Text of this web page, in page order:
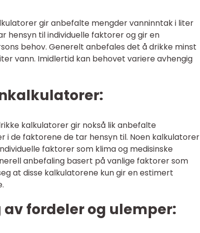
gir anbefalte mengder vanninntak i liter
hensyn til individuelle faktorer og gir en
behov. Generelt anbefales det å drikke minst
vann. Imidlertid kan behovet variere avhengig
kalkulatorer gir nokså lik anbefalte
de faktorene de tar hensyn til. Noen kalkulatorer
faktorer som klima og medisinske
anbefaling basert på vanlige faktorer som
at disse kalkulatorene kun gir en estimert
fordeler og ulemper: